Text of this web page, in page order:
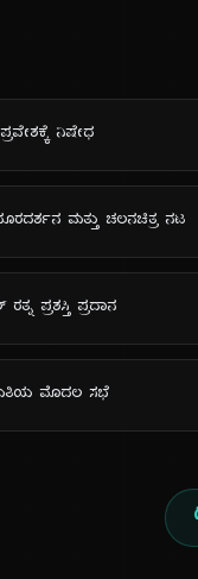
ನಿಷೇಧ
ಮತ್ತು ಚಲನಚಿತ್ರ ನಟ
ಪ್ರಶಸ್ತಿ ಪ್ರದಾನ
ಮೊದಲ ಸಭೆ